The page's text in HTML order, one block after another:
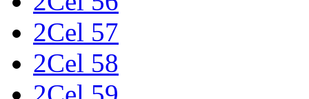
2Cel 57
2Cel 58